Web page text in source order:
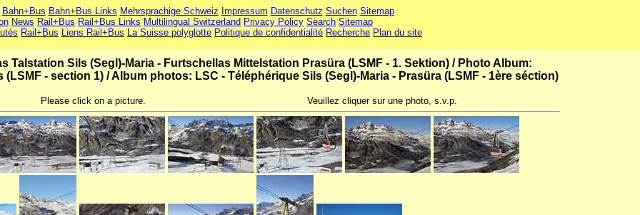
Bahn+Bus Bahn+Bus Links Mehrsprachige Schweiz Impressum Datenschutz Suchen Sitemap
News Rail+Bus Rail+Bus Links Multilingual Switzerland Privacy Policy Search Sitemap
Rail+Bus Liens Rail+Bus La Suisse polyglotte Politique de confidentialité Recherche Plan du site
Talstation Sils (Segl)-Maria - Furtschellas Mittelstation Prasüra (LSMF - 1. Sektion) / Photo Album:
(LSMF - section 1) /Album photos: LSC - Téléphérique Sils (Segl)-Maria - Prasüra (LSMF - 1ère séction)
Please click on a picture. Veuillez cliquer sur une photo, s.v.p.